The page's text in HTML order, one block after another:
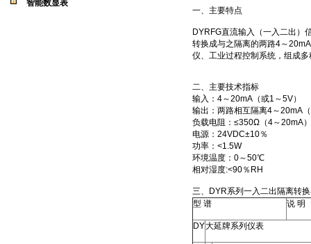
智能数显表
一、主要特点
DYRFG直流输入（一入二出）
转换成与之隔离的两路4～
仪、工业过程控制系统，组成
二、主要技术指标
输入：4～20mA（或1～5V）
输出：两路相互隔离4～20mA
负载电阻：≤350Ω（4～20mA
电源：24VDC±10％
功率：<1.5W
环境温度：0～50℃
相对湿度:<90％RH
三、DYR系列一入二出隔离转
型 谱
说 明
DY大延牌系列仪表